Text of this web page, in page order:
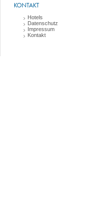
KONTAKT
Hotels
Datenschutz
Impressum
Kontakt